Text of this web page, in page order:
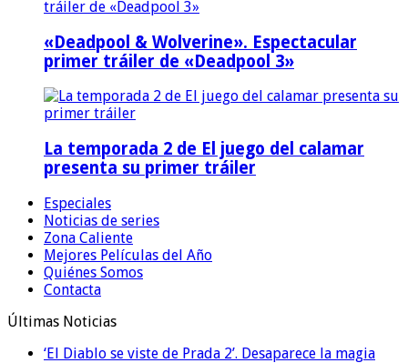
«Deadpool & Wolverine». Espectacular
primer tráiler de «Deadpool 3»
La temporada 2 de El juego del calamar
presenta su primer tráiler
Especiales
Noticias de series
Zona Caliente
Mejores Películas del Año
Quiénes Somos
Contacta
Últimas Noticias
‘El Diablo se viste de Prada 2’. Desaparece la magia